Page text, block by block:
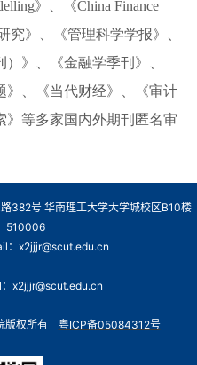
》、《China Finance
究》、《管理科学学报》、
）》、《金融学季刊》、
》、《当代财经》、《审计
》等多家国内外期刊匿名审
382号 华南理工大学大学城校区B10楼
510006
：x2jjjr@scut.edu.cn
x2jjjr@scut.edu.cn
版权所有 粤ICP备05084312号